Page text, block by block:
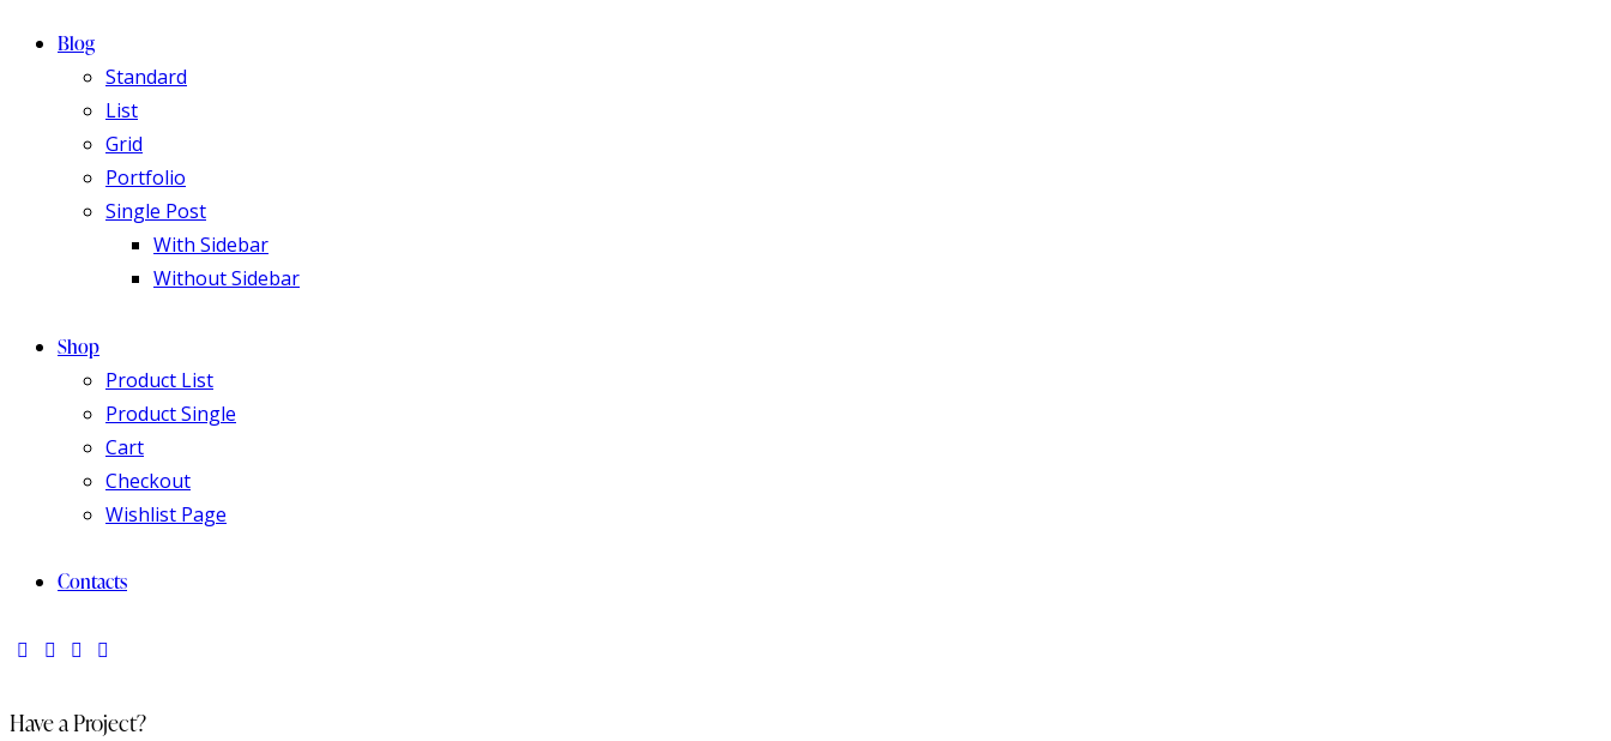
Blog
Standard
List
Grid
Portfolio
Single Post
With Sidebar
Without Sidebar
Shop
Product List
Product Single
Cart
Checkout
Wishlist Page
Contacts
Have a Project?